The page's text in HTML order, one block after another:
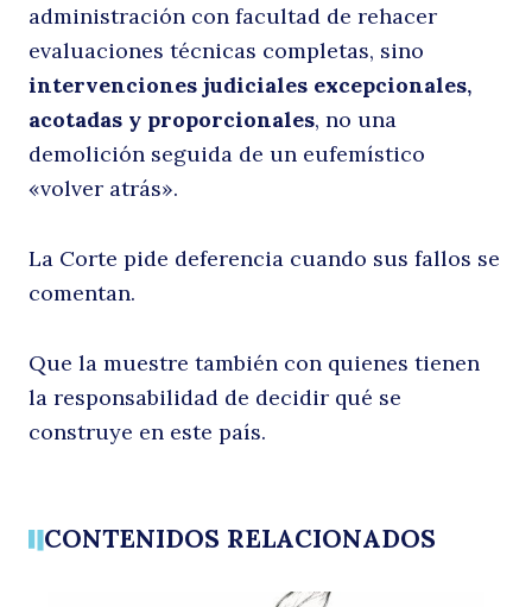
administración con facultad de rehacer
evaluaciones técnicas completas, sino
intervenciones judiciales excepcionales,
acotadas y proporcionales, no una
demolición seguida de un eufemístico
«volver atrás».
La Corte pide deferencia cuando sus fallos se
comentan.
Que la muestre también con quienes tienen
la responsabilidad de decidir qué se
construye en este país.
CONTENIDOS RELACIONADOS